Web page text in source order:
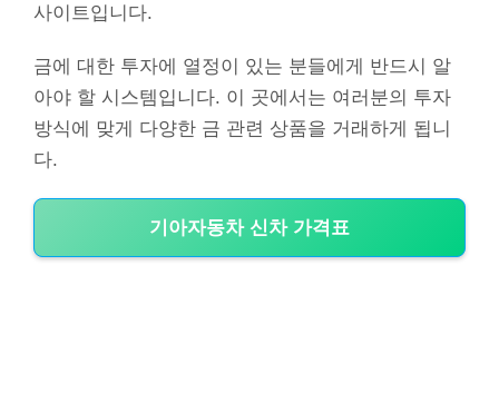
사이트입니다.
금에 대한 투자에 열정이 있는 분들에게 반드시 알
아야 할 시스템입니다. 이 곳에서는 여러분의 투자
방식에 맞게 다양한 금 관련 상품을 거래하게 됩니
다.
기아자동차 신차 가격표